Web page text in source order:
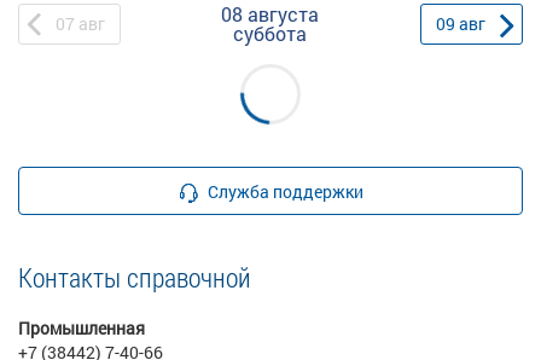
07 авг 08 августа
суббота 09 авг
Служба поддержки
Контакты справочной
Промышленная
+7 (38442) 7-40-66